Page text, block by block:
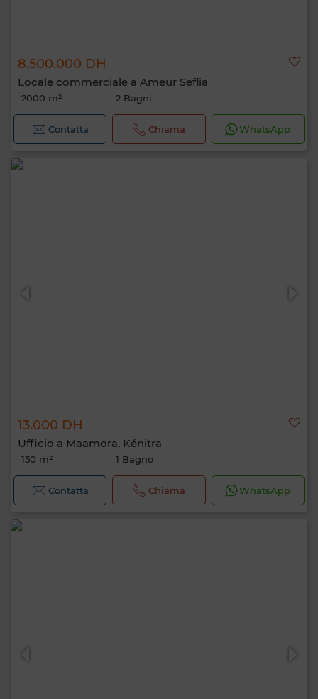
8.500.000 DH
Locale commerciale a Ameur Seflia
2000 m² 2 Bagni
Contatta Chiama WhatsApp
13.000 DH
Ufficio a Maamora, Kénitra
150 m² 1 Bagno
Contatta Chiama WhatsApp